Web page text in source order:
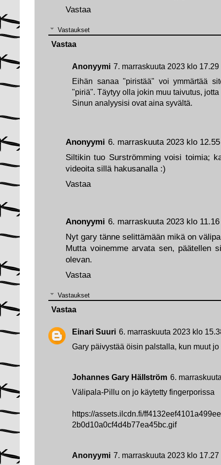
Anonyymi 6. marraskuuta 2023 klo 11.16
Nyt gary tänne selittämään mikä on
Mutta voinemme arvata sen, päätellen
olevan.
Vastaa
Vastaukset
Einari Suuri 6. marraskuuta 2023 klo
Gary päivystää öisin palstalla, kun muut
Johannes Gary Hällström 6.
Välipala-Pillu on jo käytetty fingerporissa
https://assets.ilcdn.fi/
2b0d10a0cf4d4b77ea45bc.gif
Anonyymi 7. marraskuuta 2023 klo 17.27
Vastaa
Anonyymi 6. marraskuuta 2023 klo 12.55
Siltikin tuo Surströmming voisi toimia;
videoita sillä hakusanalla :)
Vastaa
Vastaa
Vastaukset
Anonyymi 7. marraskuuta 2023 klo 17.29
Eihän sanaa "piristää" voi ymmärtää
"piriä". Täytyy olla jokin muu taivutus,
Sinun analyysisi ovat aina syvältä.
Vastaa